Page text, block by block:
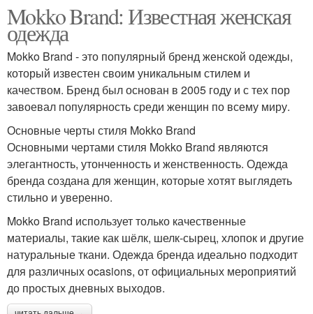
Mokko Brand: Известная женская
одежда
Mokko Brand - это популярный бренд женской одежды,
который известен своим уникальным стилем и
качеством. Бренд был основан в 2005 году и с тех пор
завоевал популярность среди женщин по всему миру.
Основные черты стиля Mokko Brand
Основными чертами стиля Mokko Brand являются
элегантность, утонченность и женственность. Одежда
бренда создана для женщин, которые хотят выглядеть
стильно и уверенно.
Mokko Brand использует только качественные
материалы, такие как шёлк, шелк-сырец, хлопок и другие
натуральные ткани. Одежда бренда идеально подходит
для различных ocasions, от официальных мероприятий
до простых дневных выходов.